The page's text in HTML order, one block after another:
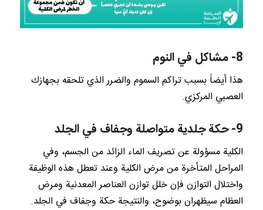
8- مشاكل في النوم
هذا أيضاً بسبب تراكم السموم والضرر الذي تلحقه بجهازك
العصبي المركزي.
9- حكة جلدية متواصلة وجفاف في الجلد
الكلية مسؤولة عن تصريف الماء الزائد من الجسم، وفي
المراحل المتأخرة من مرض الكلية وعند تعطل هذه الوظيفة
واختلال التوازن فإن خلل توازن العناصر المعدنية ومرض
العظام سيظهران بوضوح، والنتيجة حكة وجفاف في الجلد.